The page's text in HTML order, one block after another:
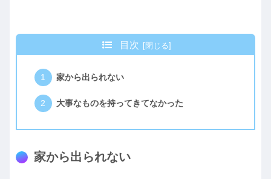
目次
家から出られない
大事なものを持ってきてなかった
家から出られない